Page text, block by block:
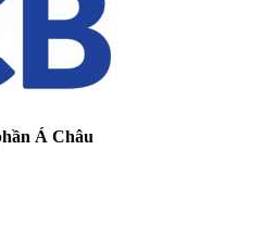
Á Châu